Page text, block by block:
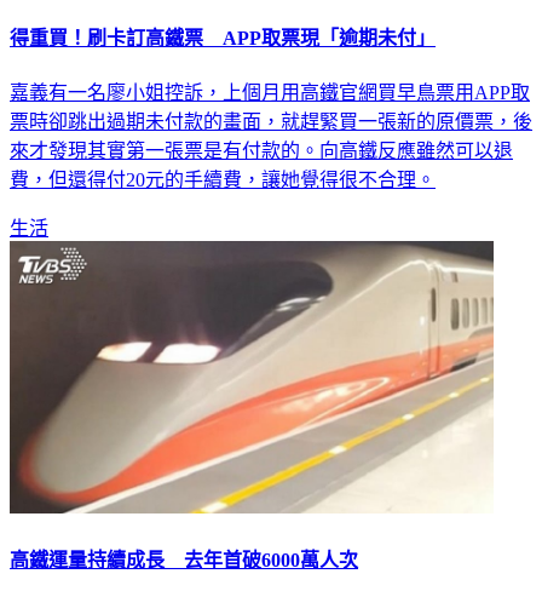
得重買！刷卡訂高鐵票 APP取票現「逾期未付」
嘉義有一名廖小姐控訴，上個月用高鐵官網買早鳥票用APP取
票時卻跳出過期未付款的畫面，就趕緊買一張新的原價票，後
來才發現其實第一張票是有付款的。向高鐵反應雖然可以退
費，但還得付20元的手續費，讓她覺得很不合理。
生活
高鐵運量持續成長 去年首破6000萬人次